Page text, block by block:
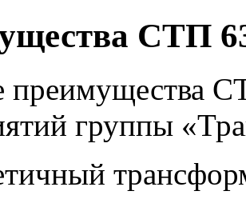
СТП
преимущества
группы